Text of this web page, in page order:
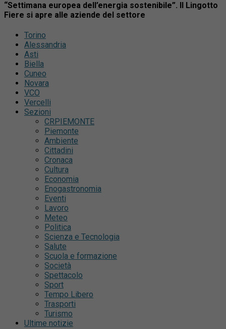
“Settimana europea dell’energia sostenibile”. Il Lingotto
Fiere si apre alle aziende del settore
Torino
Alessandria
Asti
Biella
Cuneo
Novara
VCO
Vercelli
Sezioni
CRPIEMONTE
Piemonte
Ambiente
Cittadini
Cronaca
Cultura
Economia
Enogastronomia
Eventi
Lavoro
Meteo
Politica
Scienza e Tecnologia
Salute
Scuola e formazione
Società
Spettacolo
Sport
Tempo Libero
Trasporti
Turismo
Ultime notizie